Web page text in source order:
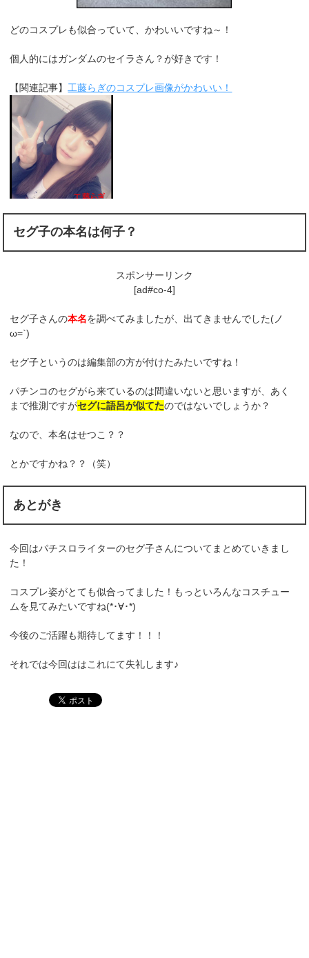
どのコスプレも似合っていて、かわいいですね～！
個人的にはガンダムのセイラさん？が好きです！
【関連記事】 工藤らぎのコスプレ画像がかわいい！
セグ子の本名は何子？
スポンサーリンク
[ad#co-4]
セグ子さんの本名を調べてみましたが、出てきませんでした(ノ
ω=`)
セグ子というのは編集部の方が付けたみたいですね！
パチンコのセグがら来ているのは間違いないと思いますが、あく
まで推測ですがセグに語呂が似てたのではないでしょうか？
なので、本名はせつこ？？
とかですかね？？（笑）
あとがき
今回はパチスロライターのセグ子さんについてまとめていきまし
た！
コスプレ姿がとても似合ってました！もっといろんなコスチュー
ムを見てみたいですね(*･∀･*)
今後のご活躍も期待してます！！！
それでは今回ははこれにて失礼します♪